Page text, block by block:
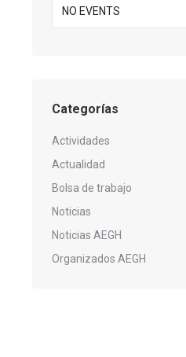
NO EVENTS
Categorías
Actividades
Actualidad
Bolsa de trabajo
Noticias
Noticias AEGH
Organizados AEGH